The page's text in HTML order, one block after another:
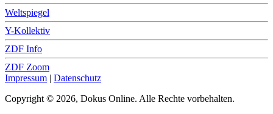
Weltspiegel
Y-Kollektiv
ZDF Info
ZDF Zoom
Impressum | Datenschutz
Copyright © 2026, Dokus Online. Alle Rechte vorbehalten.